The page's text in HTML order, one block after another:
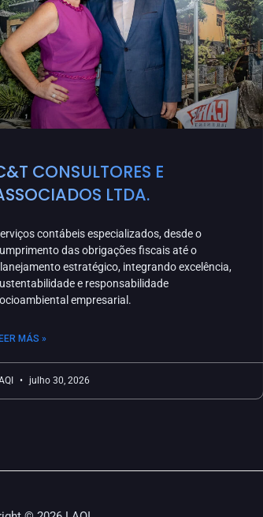
CONSULTORES E
LTDA.
contábeis especializados, desde o
das obrigações fiscais até o
estratégico, integrando excelência,
e responsabilidade
empresarial.
MÁS »
julho 30, 2026